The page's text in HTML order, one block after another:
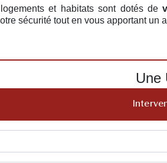
et habitats sont dotés de
sécurité tout en vous apportant un
Une